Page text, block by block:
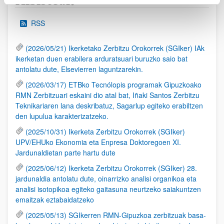
RSS
(2026/05/21) Ikerketako Zerbitzu Orokorrek (SGIker) IAk
ikerketan duen erabilera arduratsuari buruzko saio bat
antolatu dute, Elsevierren laguntzarekin.
(2026/03/17) ETBko Tecnólopis programak Gipuzkoako
RMN Zerbitzuari eskaini dio atal bat, Iñaki Santos Zerbitzu
Teknikariaren lana deskribatuz, Sagarlup egiteko erabiltzen
den lupulua karakterizatzeko.
(2025/10/31) Ikerketa Zerbitzu Orokorrek (SGIker)
UPV/EHUko Ekonomia eta Enpresa Doktoregoen XI.
Jardunaldietan parte hartu dute
(2025/06/12) Ikerketa Zerbitzu Orokorrek (SGIker) 28.
jardunaldia antolatu dute, oinarrizko analisi organikoa eta
analisi isotopikoa egiteko gaitasuna neurtzeko saiakuntzen
emaitzak eztabaidatzeko
(2025/05/13) SGIkerren RMN-Gipuzkoa zerbitzuak basa-